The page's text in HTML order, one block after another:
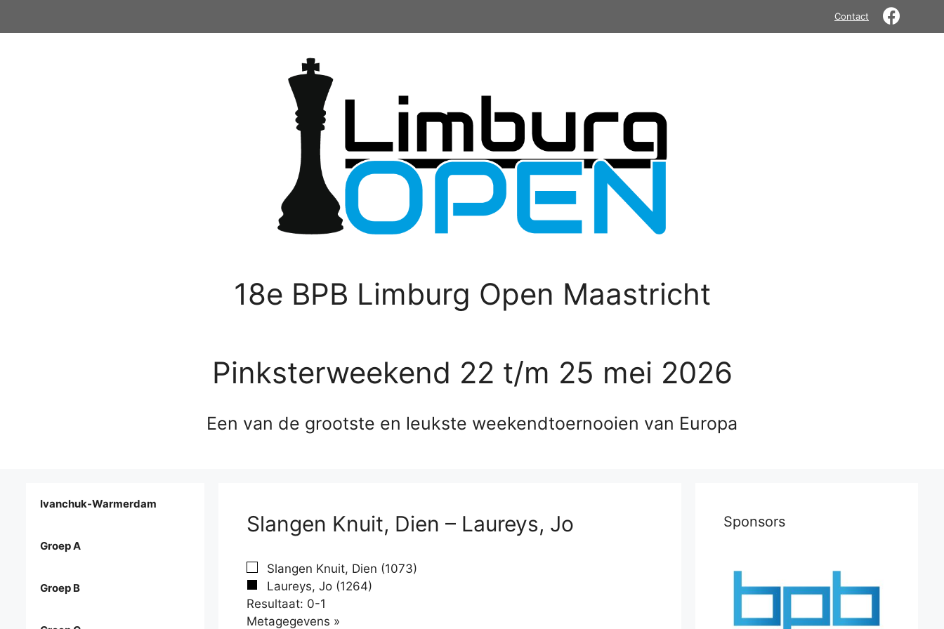
Contact
18e BPB Limburg Open Maastricht
Pinksterweekend 22 t/m 25 mei 2026
Een van de grootste en leukste weekendtoernooien van Europa
Slangen Knuit, Dien – Laureys, Jo
Slangen Knuit, Dien (1073)
Laureys, Jo (1264)
Resultaat: 0-1
Metagegevens »
Ivanchuk-Warmerdam
Groep A
Groep B
Sponsors